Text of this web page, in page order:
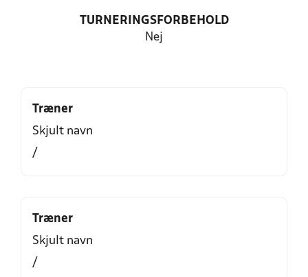
TURNERINGSFORBEHOLD
Nej
Træner
Skjult navn
/
Træner
Skjult navn
/